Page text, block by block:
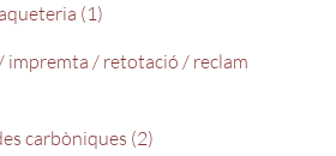
(1)
impremta / retotació / reclam
carbòniques (2)